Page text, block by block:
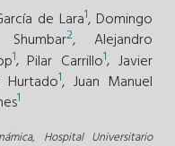
de Lara1, Domingo
Shumbar2, Alejandro
1, Pilar Carrillo1,Javier
Hurtado1, Juan Manuel
1
Hospital Universitario